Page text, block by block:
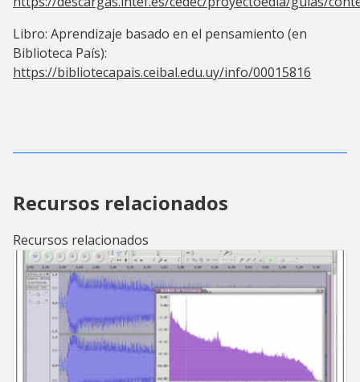
Libro: Aprendizaje basado en el pensamiento (en
Biblioteca País):
https://bibliotecapais.ceibal.edu.uy/info/00015816
Recursos relacionados
Recursos relacionados